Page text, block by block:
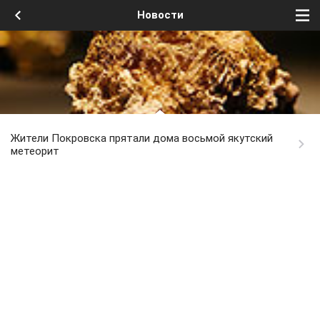
Новости
Жители Покровска прятали дома восьмой якутский
метеорит